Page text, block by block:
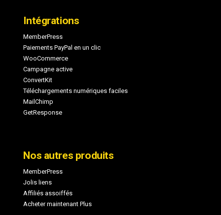
Intégrations
MemberPress
Paiements PayPal en un clic
WooCommerce
Campagne active
ConvertKit
Téléchargements numériques faciles
MailChimp
GetResponse
Nos autres produits
MemberPress
Jolis liens
Affiliés assoiffés
Acheter maintenant Plus